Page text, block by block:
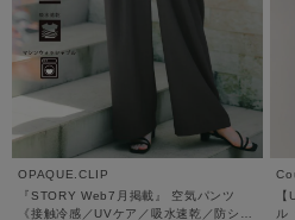
OPAQUE.CLIP
『STORY Web7月掲載』 空気パンツ
《接触冷感／UVケア／吸水速乾／防シワ
ル